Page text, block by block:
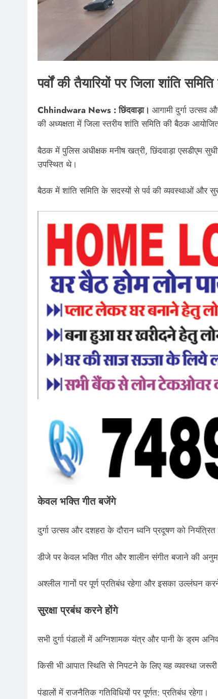
पर्वों की तैयारियों पर जिला शांति
Chhindwara News : छिंदवाड़ा। आगामी दुर्गा उत्सव
की अध्यक्षता में जिला स्तरीय शांति समिति की बैठक
बैठक में पुलिस अधीक्षक मनीष खत्री, छिंदवाड़ा एसडीएम
उपस्थित थे।
बैठक में शांति समिति के सदस्यों से पर्व की व्यवस्थाओं और
केवल भक्ति गीत बजेंगे
दुर्गा उत्सव और दशहरा के दौरान ध्वनि प्रदूषण को
डीजे पर केवल भक्ति गीत और शालीन संगीत बजाने की
अश्लील गानों पर पूर्ण प्रतिबंध रहेगा और इसका उल्लंघन
सुरक्षा प्रबंध करने होंगे
सभी दुर्गा पंडालों में अग्निशामक यंत्र और पानी के ड्रम
किसी भी आपात स्थिति से निपटने के लिए यह व्यवस्था जरूरी
पंडालों में राजनैतिक गतिविधियों पर पूर्णत: प्रतिबंध रहेगा।